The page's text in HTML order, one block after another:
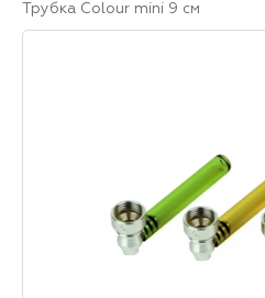
Трубка Colour mini 9 см